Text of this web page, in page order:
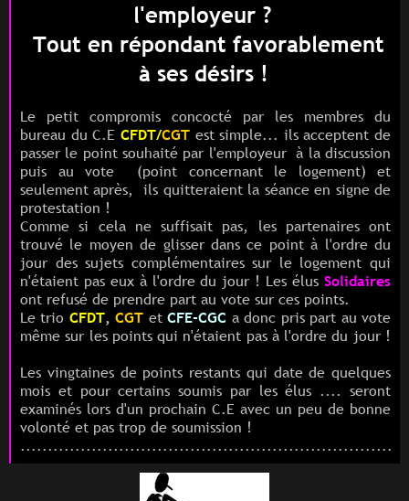
l'employeur ?
Tout en répondant favorablement
à ses désirs !
Le petit compromis concocté par les membres du
bureau du C.E CFDT/CGT est simple... ils acceptent de
passer le point souhaité par l'employeur à la discussion
puis au vote (point concernant le logement) et
seulement après, ils quitteraient la séance en signe de
protestation !
Comme si cela ne suffisait pas, les partenaires ont
trouvé le moyen de glisser dans ce point à l'ordre du
jour des sujets complémentaires sur le logement qui
n'étaient pas eux à l'ordre du jour ! Les élus Solidaires
ont refusé de prendre part au vote sur ces points.
Le trio CFDT, CGT etCFE-CGC a donc pris part au vote
même sur les points qui n'étaient pas à l'ordre du jour !
Les vingtaines de points restants qui date de quelques
mois et pour certains soumis par les élus .... seront
examinés lors d'un prochain C.E avec un peu de bonne
volonté et pas trop de soumission !